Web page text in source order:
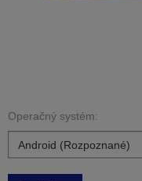
Operačný systém: